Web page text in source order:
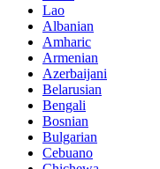
Lao
Albanian
Amharic
Armenian
Azerbaijani
Belarusian
Bengali
Bosnian
Bulgarian
Cebuano